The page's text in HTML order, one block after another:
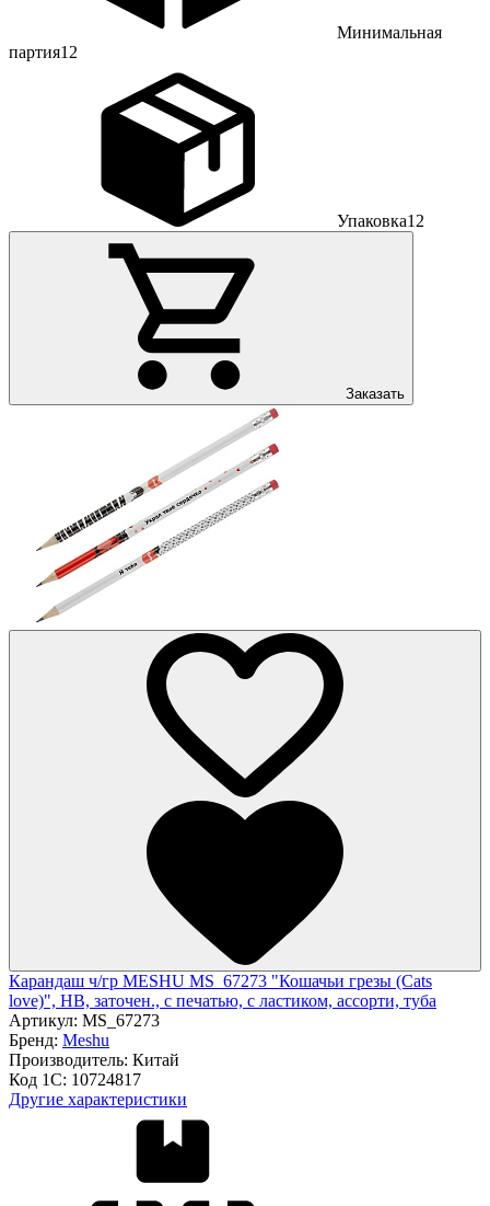
Минимальная
партия12
Упаковка12
Заказать
Карандаш ч/гр MESHU MS_67273 "Кошачьи грезы (Cats
love)", HB, заточен., с печатью, с ластиком, ассорти, туба
Артикул: MS_67273
Бренд: Meshu
Производитель: Китай
Код 1С: 10724817
Другие характеристики